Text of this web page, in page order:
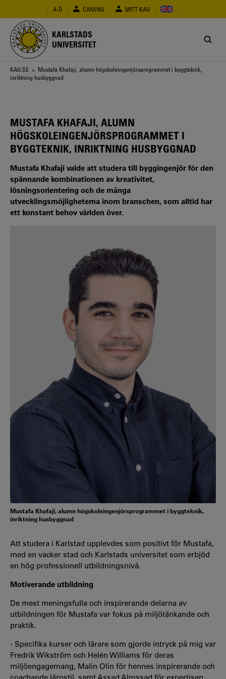
huvudinnehåll
A-Ö CANVAS MITT KAU
KARLSTADS
UNIVERSITET
Länkstig
KAU.SE > Mustafa Khafaji, alumn högskoleingenjörsprogrammet i byggteknik,
inriktning husbyggnad
MUSTAFA KHAFAJI, ALUMN
HÖGSKOLEINGENJÖRSPROGRAMMET I
BYGGTEKNIK, INRIKTNING HUSBYGGNAD
Mustafa Khafaji valde att studera till byggingenjör för den
spännande kombinationen av kreativitet,
lösningsorientering och de många
utvecklingsmöjligheterna inom branschen, som alltid har
ett konstant behov världen över.
Mustafa Khafaji, alumn högskoleingenjörsprogrammet i byggteknik,
inriktning husbyggnad
Att studera i Karlstad upplevdes som positivt för Mustafa,
med en vacker stad och Karlstads universitet som erbjöd
en hög professionell utbildningsnivå.
Motiverande utbildning
De mest meningsfulla och inspirerande delarna av
utbildningen för Mustafa var fokus på miljötänkande och
praktik.
- Specifika kurser och lärare som gjorde intryck på mig var
Fredrik Wikström och Helén Williams för deras
miljöengagemang, Malin Olin för hennes inspirerande och